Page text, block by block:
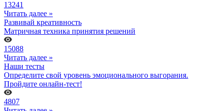
13241
Читать далее »
Развивай креативность
Матричная техника принятия решений
15088
Читать далее »
Наши тесты
Определите свой уровень эмоционального выгорания.
Пройдите онлайн-тест!
4807